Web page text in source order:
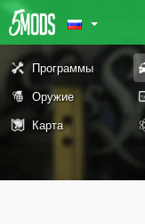
Программы
Оружие
Карта